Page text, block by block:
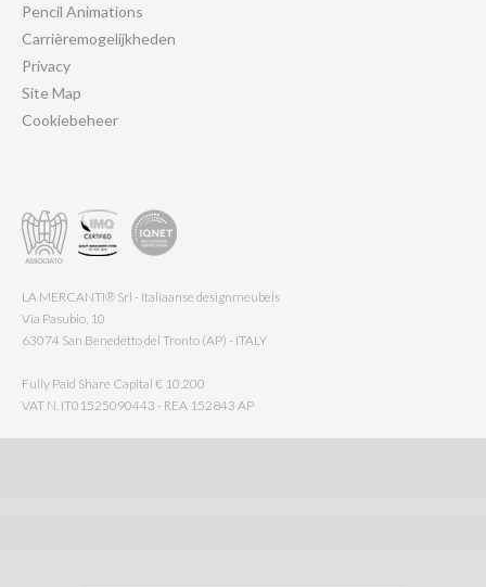
Pencil Animations
Carrièremogelijkheden
Privacy
Site Map
Cookiebeheer
LA MERCANTI® Srl - Italiaanse designmeubels
Via Pasubio, 10
63074 San Benedetto del Tronto (AP) - ITALY
Fully Paid Share Capital € 10.200
VAT N. IT01525090443 - REA 152843 AP